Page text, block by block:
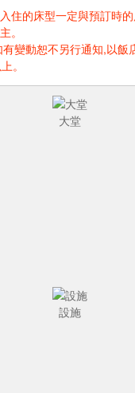
住的床型一定與預訂時
。
變動恕不另行通知,以飯
。
大堂
設施